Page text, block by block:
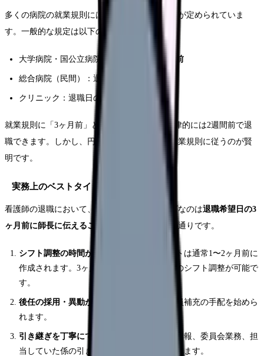
多くの病院の就業規則には、退職届の提出期限が定められていま
す。一般的な規定は以下の通りです。
大学病院・国公立病院：退職日の 2〜3ヶ月前
総合病院（民間）：退職日の 1〜3ヶ月前
クリニック：退職日の
就業規則に「3ヶ月前」と書いてあっても、法律的には2週間前で退
職できます。しかし、円満退職を目指すなら就業規則に従うのが賢
明です。
実務上のベストタイミング：3ヶ月前
看護師の退職において、実務的に最もスムーズなのは退職希望日の3
ヶ月前に師長に伝えること
です。理由は以下の通りです。
シフト調整の時間が取れる
：看護師のシフトは通常1〜2ヶ月前に
作成されます。3ヶ月前に伝えれば、2回分のシフト調整が可能で
す。
後任の採用・異動が間に合う
：病院側が欠員補充の手配を始めら
れます。
引き継ぎを丁寧にできる
：受け持ち患者の情報、委員会業務、担
当していた係の引き継ぎに十分な時間が取れます。